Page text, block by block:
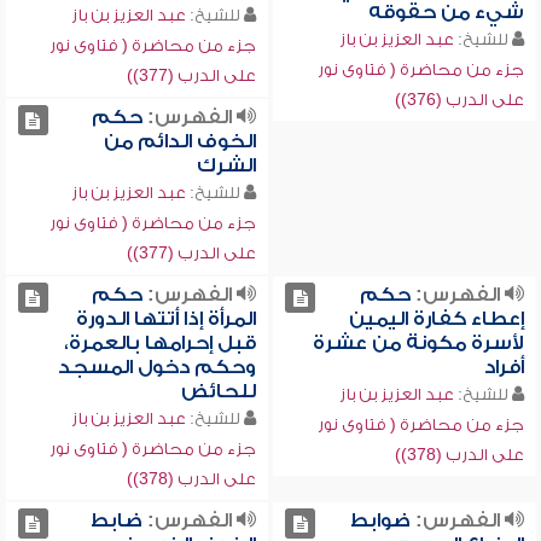
شيء من حقوقه
للشيخ: عبد العزيز بن باز
جزء من محاضرة ( فتاوى نور
على الدرب (376))
للشيخ: عبد العزيز بن باز
جزء من محاضرة ( فتاوى نور
على الدرب (377))
الفهرس:حكم
الخوف الدائم من
الشرك
للشيخ: عبد العزيز بن باز
جزء من محاضرة ( فتاوى نور
على الدرب (377))
الفهرس:حكم
إعطاء كفارة اليمين
لأسرة مكونة من عشرة
أفراد
للشيخ: عبد العزيز بن باز
جزء من محاضرة ( فتاوى نور
على الدرب (378))
الفهرس:حكم
المرأة إذا أتتها الدورة
قبل إحرامها بالعمرة،
وحكم دخول المسجد
للحائض
للشيخ: عبد العزيز بن باز
جزء من محاضرة ( فتاوى نور
على الدرب (378))
الفهرس: ضوابط
الفهرس: ضابط